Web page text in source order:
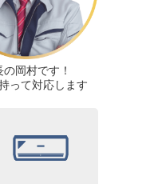
の岡村です！
って対応します